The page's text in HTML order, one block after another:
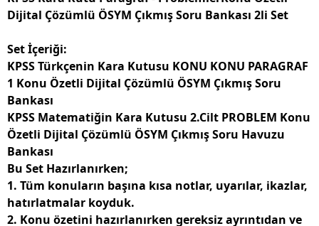
Dijital Çözümlü ÖSYM Çıkmış Soru Bankası 2li Set
Set İçeriği:
KPSS Türkçenin Kara Kutusu KONU KONU PARAGRAF
1 Konu Özetli Dijital Çözümlü ÖSYM Çıkmış Soru
Bankası
KPSS Matematiğin Kara Kutusu 2.Cilt PROBLEM Konu
Özetli Dijital Çözümlü ÖSYM Çıkmış Soru Havuzu
Bankası
Bu Set Hazırlanırken;
1. Tüm konuların başına kısa notlar, uyarılar, ikazlar,
hatırlatmalar koyduk.
2. Konu özetini hazırlanırken gereksiz ayrıntıdan ve